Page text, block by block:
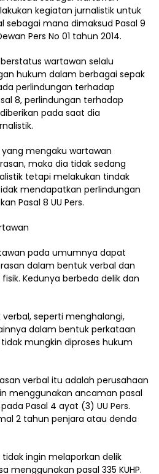
kegiatan jurnalistik untuk
sebagai mana dimaksud Pasal 9
Pers No 01 tahun 2014.
wartawan selalu
hukum dalam berbagai sepak
perlindungan terhadap
8, perlindungan terhadap
pada saat dia
mengaku wartawan
maka dia tidak sedang
tetapi melakukan tindak
mendapatkan perlindungan
Pasal 8 UU Pers.
pada umumnya dapat
dalam bentuk verbal dan
Kedunya berbeda delik dan
seperti menghalangi,
dalam bentuk perkataan
mungkin diproses hukum
verbal itu adalah perusahaan
menggunakan ancaman pasal
Pasal 4 ayat (3) UU Pers.
2 tahun penjara atau denda
ingin melaporkan delik
menggunakan pasal 335 KUHP.